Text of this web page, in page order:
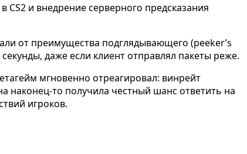
и внедрение серверного предсказания
от преимущества подглядывающего (peeker’s
даже если клиент отправлял пакеты реже.
мгновенно отреагировал: винрейт
наконец-то получила честный шанс ответить на
игроков.